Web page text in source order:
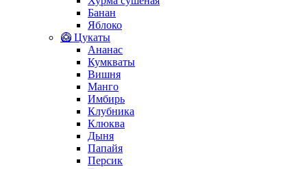
Банан
Яблоко
🥝 Цукаты
Ананас
Кумкваты
Вишня
Манго
Имбирь
Клубника
Клюква
Дыня
Папайя
Персик